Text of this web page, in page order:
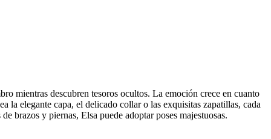
mientras descubren tesoros ocultos. La emoción crece en cuanto
la elegante capa, el delicado collar o las exquisitas zapatillas, cada
brazos y piernas, Elsa puede adoptar poses majestuosas.